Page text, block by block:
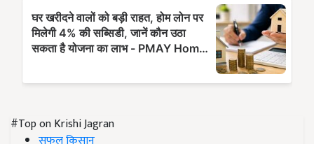
#Top on Krishi Jagran